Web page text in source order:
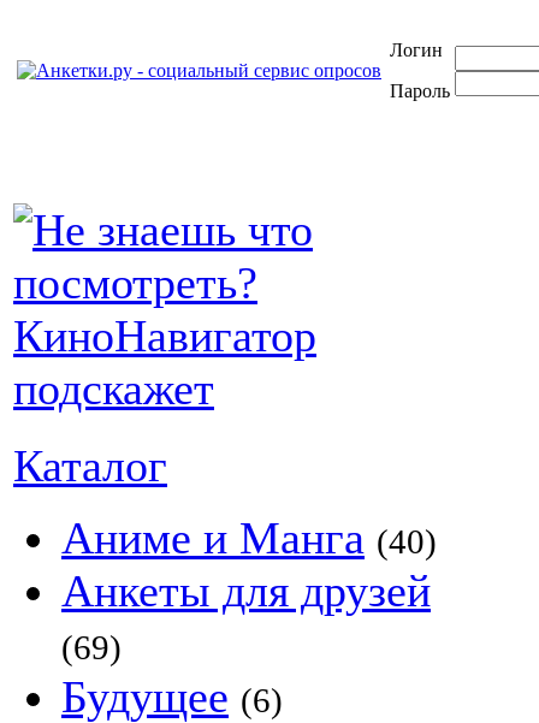
Логин
Пароль
Каталог
Аниме и Манга (40)
Анкеты для друзей
(69)
Будущее (6)